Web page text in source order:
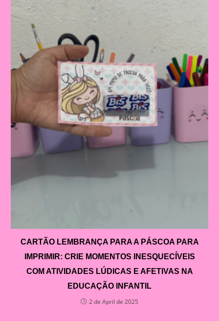
CARTÃO LEMBRANÇA PARA A PÁSCOA PARA
IMPRIMIR: CRIE MOMENTOS INESQUECÍVEIS
COM ATIVIDADES LÚDICAS E AFETIVAS NA
EDUCAÇÃO INFANTIL
2 de April de 2025